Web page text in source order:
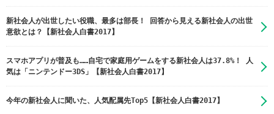
新社会人が出世したい役職、最多は部長！ 回答から見える新社会人の出世
意欲とは？【新社会人白書2017】
スマホアプリが普及も……自宅で家庭用ゲームをする新社会人は37.8%！ 人
気は「ニンテンドー3DS」【新社会人白書2017】
今年の新社会人に聞いた、人気配属先Top5【新社会人白書2017】